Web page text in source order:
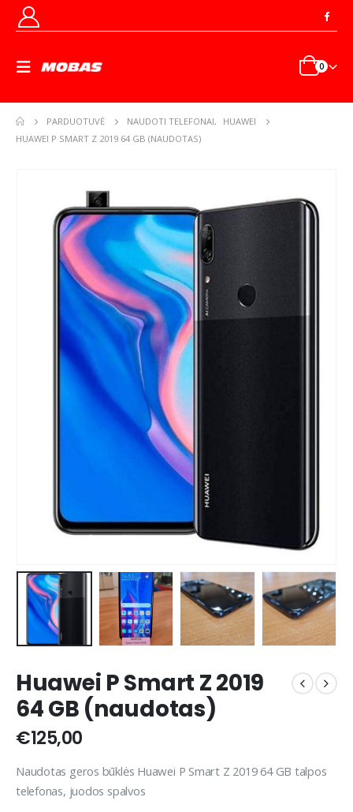
0
PARDUOTUVĖ NAUDOTI TELEFONAI,
HUAWEI
HUAWEI P SMART Z 2019 64 GB (NAUDOTAS)
Huawei P Smart Z 2019
64 GB (naudotas)
€125,00
Naudotas geros būklės Huawei P Smart Z 2019 64 GB talpos
telefonas, juodos spalvos